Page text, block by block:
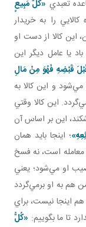
تعبدي «كُلُّ مَبِيعٍ
کالايي را به خريدار
اين کالا از دست او
يا عامل ديگر اين
قَبْضِهِ فَهُوَ مِنْ مَالِ
مي‌شود و اين کالا به
اين کالا وقتي
اين بر اساس آن
»؛ اينجا بايد همان
معامله است، نه فسخ
او مي‌شود؛ يعني
هم به او برمي‌گردد
اينجا نيست، براي
تا ما بگوييم: «كُلُّ